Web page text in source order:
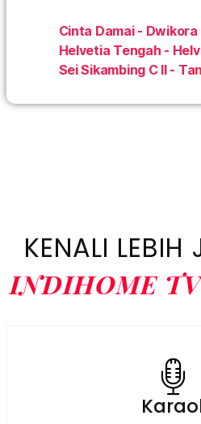
Cinta Damai -
Helvetia Tengah -
Sei Sikambing C II -
KENALI LEBIH
INDIHOME TV